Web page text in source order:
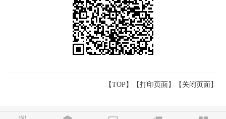
【TOP】 【打印页面 】【 关闭页面 】